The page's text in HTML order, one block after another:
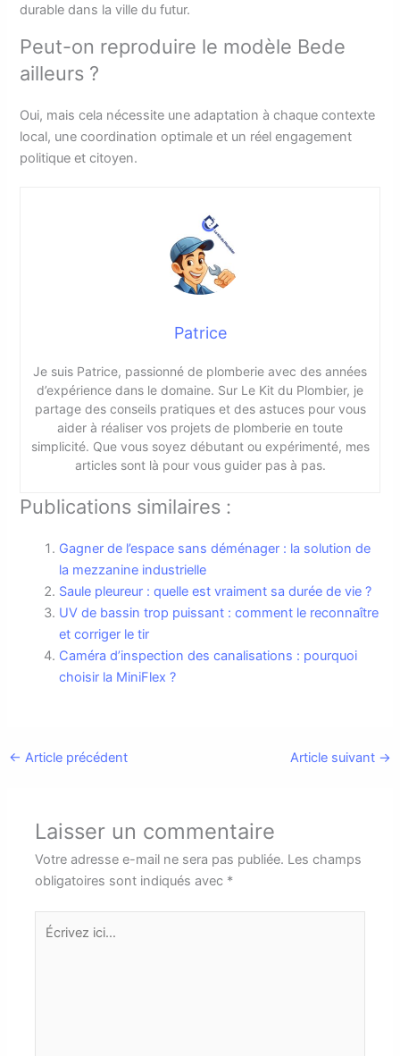
durable dans la ville du futur.
Peut-on reproduire le modèle Bede
ailleurs ?
Oui, mais cela nécessite une adaptation à chaque contexte
local, une coordination optimale et un réel engagement
politique et citoyen.
Patrice
Je suis Patrice, passionné de plomberie avec des années
d’expérience dans le domaine. Sur Le Kit du Plombier, je
partage des conseils pratiques et des astuces pour vous
aider à réaliser vos projets de plomberie en toute
simplicité. Que vous soyez débutant ou expérimenté, mes
articles sont là pour vous guider pas à pas.
Publications similaires :
Gagner de l’espace sans déménager : la solution de
la mezzanine industrielle
Saule pleureur : quelle est vraiment sa durée de vie ?
UV de bassin trop puissant : comment le reconnaître
et corriger le tir
Caméra d’inspection des canalisations : pourquoi
choisir la MiniFlex ?
← Article précédent Article suivant →
Laisser un commentaire
Votre adresse e-mail ne sera pas publiée. Les champs
obligatoires sont indiqués avec *
Écrivez
ici…